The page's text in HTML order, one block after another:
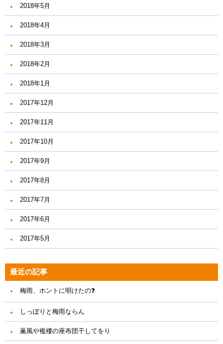
2018年5月
2018年4月
2018年3月
2018年2月
2018年1月
2017年12月
2017年11月
2017年10月
2017年9月
2017年8月
2017年7月
2017年6月
2017年5月
最近の記事
梅雨、ホントに明けたの❓
しっぽりと梅雨ならん
薫風や襤褸の座布団干してをり